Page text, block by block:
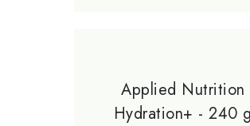
Applied Nutrition
Hydration+ - 240 g